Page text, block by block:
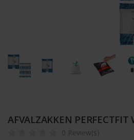
AFVALZAKKEN PERFECTFIT
0 Review(s)